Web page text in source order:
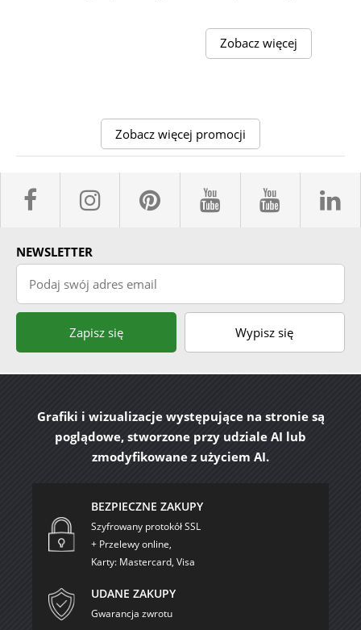
Zobacz więcej
Zobacz więcej promocji
facebook sklepyBELPOL
instagram
pinterestyoutube
NEWSLETTER
Podaj swój adres email
Zapisz się Wypisz się
Grafiki i wizualizacje występujące na stronie są
poglądowe, stworzone przy udziale AI lub
zmodyfikowane z użyciem AI.
BEZPIECZNE ZAKUPY
Szyfrowany protokół SSL
+ Przelewy online,
Karty: Mastercard, Visa
UDANE ZAKUPY
Gwarancja zwrotu